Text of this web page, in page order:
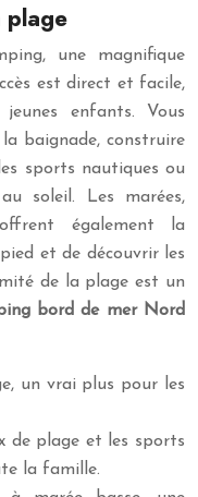
plage
une magnifique
est direct et facile,
enfants. Vous
baignade, construire
sports nautiques ou
soleil. Les marées,
également la
et de découvrir les
de la plage est un
bord de mer Nord
un vrai plus pour les
de plage et les sports
la famille.